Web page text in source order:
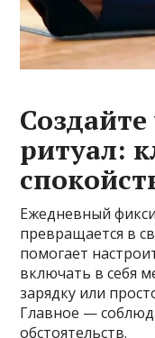
ритуал:
Ежедневный
превращается в
помогает
включать в себя
зарядку или
Главное —
обстоятельств.